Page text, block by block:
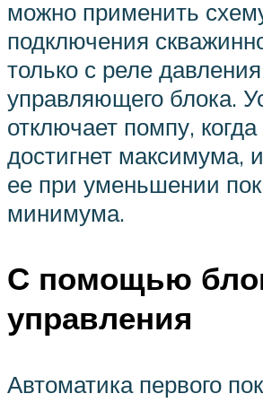
можно применить
подключения
только с реле
управляющего блока.
отключает помпу,
достигнет максимума,
ее при уменьшении
минимума.
С помощью
управления
Автоматика первого